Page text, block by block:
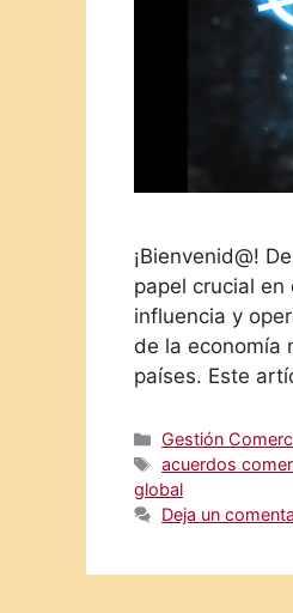
¡Bienvenid@!
papel crucial
influencia y
de la economía
países. Este
Categorías
Gestión
Etiquetas
acuerdos
global
Deja un